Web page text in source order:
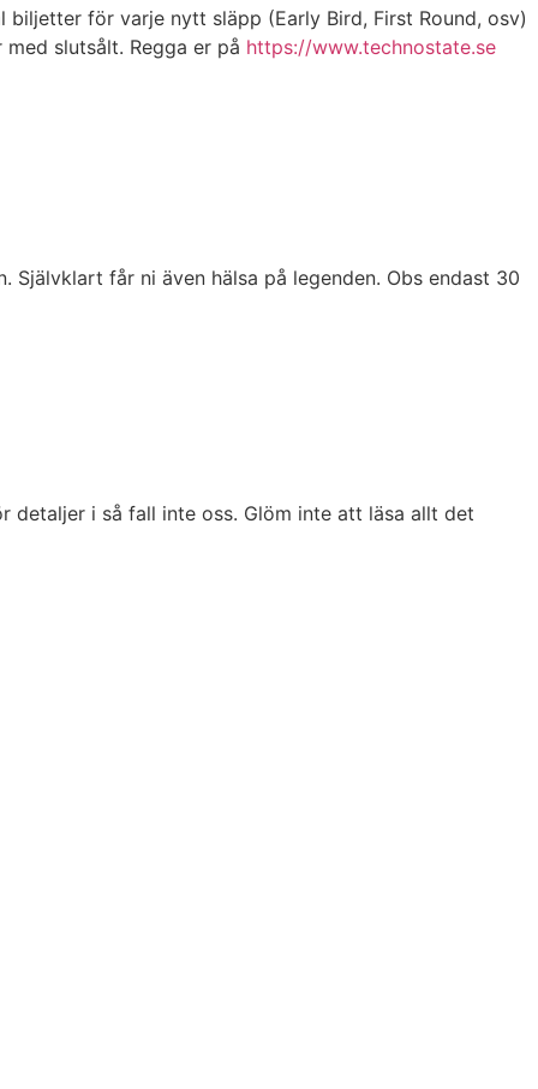
för varje nytt släpp (Early Bird, First Round, osv)
slutsålt. Regga er på https://www.technostate.se
Självklart får ni även hälsa på legenden. Obs endast 30
i så fall inte oss. Glöm inte att läsa allt det